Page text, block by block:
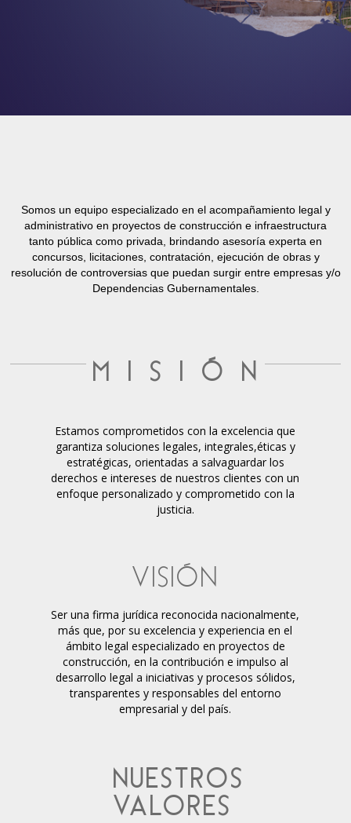
Somos un equipo especializado en el acompañamiento legal y
administrativo en proyectos de construcción e infraestructura
tanto pública como privada, brindando asesoría experta en
concursos, licitaciones, contratación, ejecución de obras y
resolución de controversias que puedan surgir entre empresas y/o
Dependencias Gubernamentales.
M I S I Ó N
Estamos comprometidos con la excelencia que
garantiza soluciones legales, integrales,éticas y
estratégicas, orientadas a salvaguardar los
derechos e intereses de nuestros clientes con un
enfoque personalizado y comprometido con la
justicia.
VISIÓN
Ser una firma jurídica reconocida nacionalmente,
más que, por su excelencia y experiencia en el
ámbito legal especializado en proyectos de
construcción, en la contribución e impulso al
desarrollo legal a iniciativas y procesos sólidos,
transparentes y responsables del entorno
empresarial y del país.
NUESTROS
VALORES